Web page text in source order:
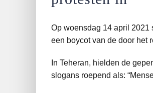
Op woensdag 14 april 2021
een boycot van de door het
In Teheran, hielden de
slogans roepend als: